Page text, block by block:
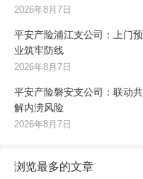
2026年8月7日
平安产险浦江支公司：上门
业筑牢防线
2026年8月7日
平安产险磐安支公司：联动
解内涝风险
2026年8月7日
浏览最多的文章